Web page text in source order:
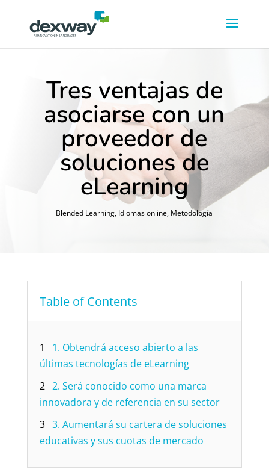
Tres ventajas de
asociarse con un
proveedor de
soluciones de
eLearning
Blended Learning, Idiomas online, Metodología
Table of Contents
1
1. Obtendrá acceso abierto a las
últimas tecnologías de eLearning
2 2. Será conocido como una marca
innovadora y de referencia en su sector
3 3. Aumentará su cartera de soluciones
educativas y sus cuotas de mercado